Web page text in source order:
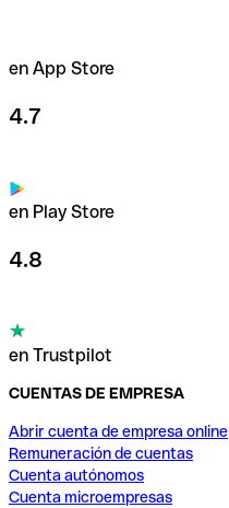
en App Store
4.7
en Play Store
4.8
en Trustpilot
CUENTAS DE EMPRESA
Abrir cuenta de empresa online
Remuneración de cuentas
Cuenta autónomos
Cuenta microempresas